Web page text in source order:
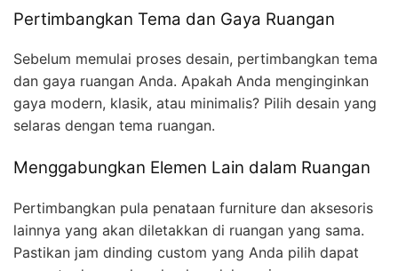
Pertimbangkan Tema dan Gaya Ruangan
Sebelum memulai proses desain, pertimbangkan tema
dan gaya ruangan Anda. Apakah Anda menginginkan
gaya modern, klasik, atau minimalis? Pilih desain yang
selaras dengan tema ruangan.
Menggabungkan Elemen Lain dalam Ruangan
Pertimbangkan pula penataan furniture dan aksesoris
lainnya yang akan diletakkan di ruangan yang sama.
Pastikan jam dinding custom yang Anda pilih dapat